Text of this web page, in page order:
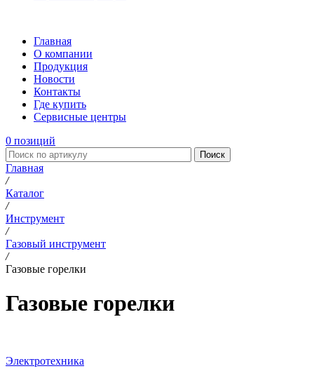
Главная
О компании
Продукция
Новости
Контакты
Где купить
Сервисные центры
0 позиций
Поиск
Главная
/
Каталог
/
Инструмент
/
Газовый инструмент
/
Газовые горелки
Газовые горелки
Электротехника